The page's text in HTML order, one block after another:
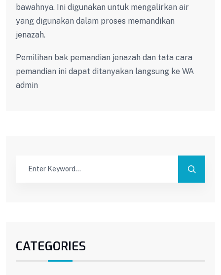
bawahnya. Ini digunakan untuk mengalirkan air
yang digunakan dalam proses memandikan
jenazah.
Pemilihan bak pemandian jenazah dan tata cara
pemandian ini dapat ditanyakan langsung ke WA
admin
CATEGORIES